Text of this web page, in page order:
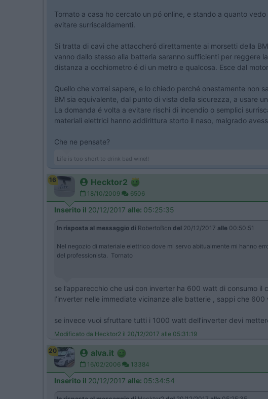
Tornato a casa ho cercato un pó online, e stando a quanto
evitare surriscaldamenti.
Si tratta di cavi che attaccheró direttamente ai morsetti della
vanno dallo stesso alla batteria saranno sufficienti per reggere
distanza a occhiometro é di un metro e qualcosa. Esce dal
Quello che vorrei sapere, e lo chiedo perché onestamente
BM sia equivalente, dal punto di vista della sicurezza, a usare
La domanda é volta a evitare rischi di incendio o semplici
materiali elettrici hanno addirittura storto il naso, malgrado
Che ne pensate?
Life is too short to drink bad wine!!
16 Hecktor2
18/10/2009 6506
Inserito il 20/12/2017 alle: 05:25:35
In risposta al messaggio di RobertoBcn del 20/12/2017 alle 00:50:51
Nel negozio di materiale elettrico dove mi servo abitualmente mi hanno
del professionista. Tornato
se l’apparecchio che usi con inverter ha 600 watt di consumo
l’inverter nelle immediate vicinanze alle batterie , sappi che
se invece vuoi sfruttare tutti i 1000 watt dell’inverter devi
Modificato da Hecktor2 il 20/12/2017 alle 05:31:19
20 alva.it
16/02/2006 13384
Inserito il 20/12/2017 alle: 05:34:54